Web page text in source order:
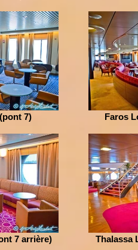
7) Faros
7 arrière) Thalassa